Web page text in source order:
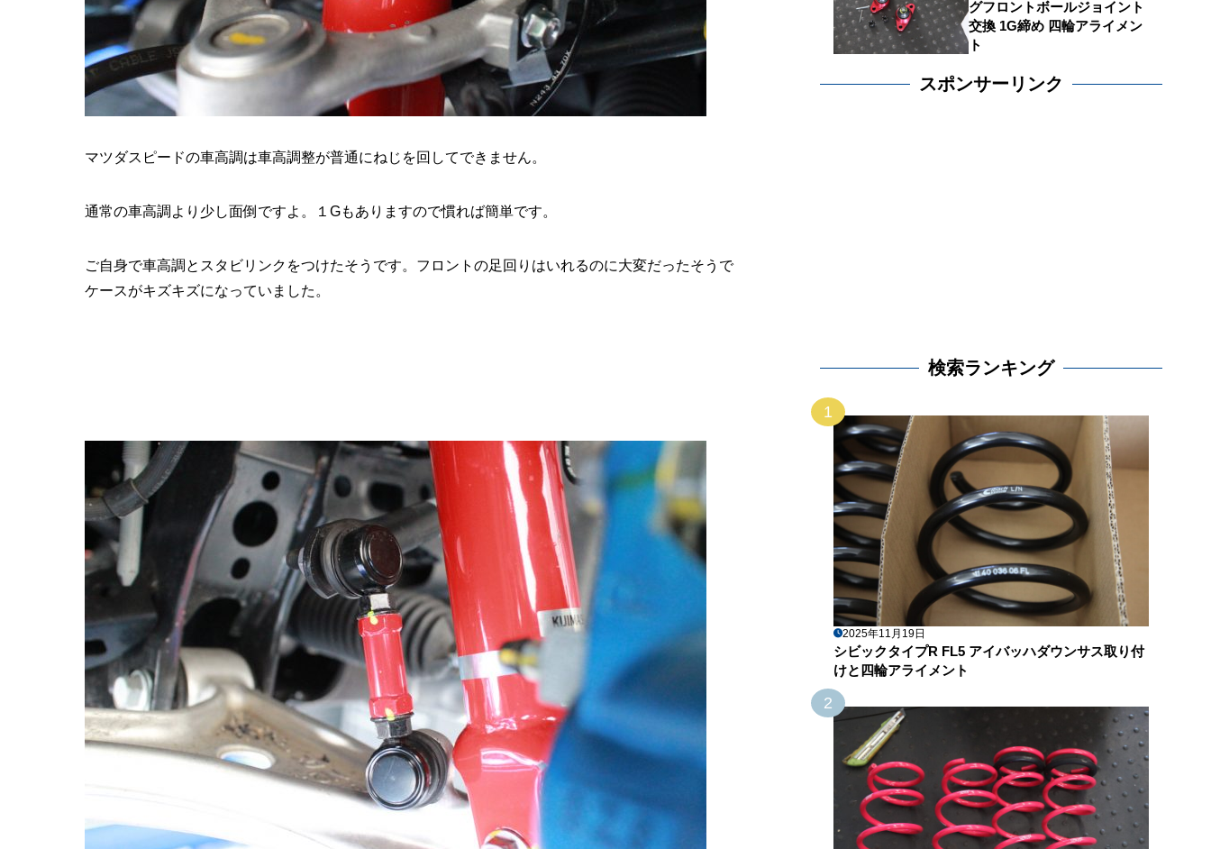
マツダスピードの車高調は車高調整が普通にねじを回してできません。
通常の車高調より少し面倒ですよ。１Gもありますので慣れば簡単です。
ご自身で車高調とスタビリンクをつけたそうです。フロントの足回りはいれるのに大変だったそうで
ケースがキズキズになっていました。
グフロントボールジョイント
交換 1G締め 四輪アライメン
ト
スポンサーリンク
検索ランキング
1
2025年11月19日
シビックタイプR FL5 アイバッハダウンサス取り付
けと四輪アライメント
2